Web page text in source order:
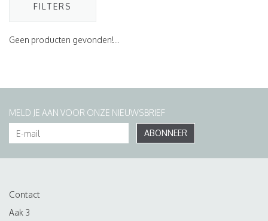
FILTERS
Geen producten gevonden!...
MELD JE AAN VOOR ONZE NIEUWSBRIEF
ABONNEER
Contact
Aak 3